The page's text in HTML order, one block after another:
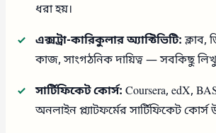
ধরা হয়।
এক্সট্রা-কারিকুলার অ্যাক্টিভিটি:ক্লাব,
কাজ, সাংগঠনিক দায়িত্ব — সবকিছু
সার্টিফিকেট কোর্স: Coursera, edX,
অনলাইন প্ল্যাটফর্মের সার্টিফিকেট